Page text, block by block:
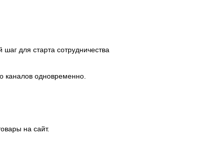
для старта сотрудничества
каналов одновременно.
на сайт.